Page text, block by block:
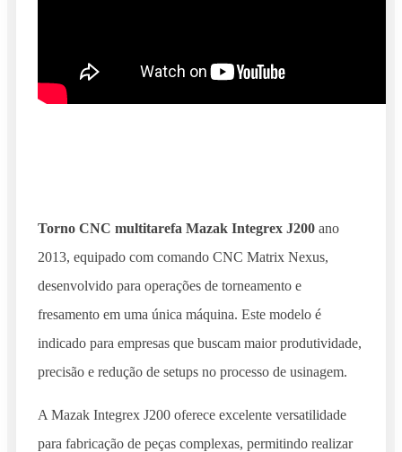
Torno CNC multitarefa Mazak Integrex J200ano
2013, equipado com comando CNC Matrix Nexus,
desenvolvido para operações de torneamento e
fresamento em uma única máquina. Este modelo é
indicado para empresas que buscam maior produtividade,
precisão e redução de setups no processo de usinagem.
A Mazak Integrex J200 oferece excelente versatilidade
para fabricação de peças complexas, permitindo realizar